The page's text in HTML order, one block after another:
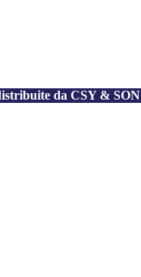
da CSY & SON